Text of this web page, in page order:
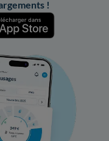
!